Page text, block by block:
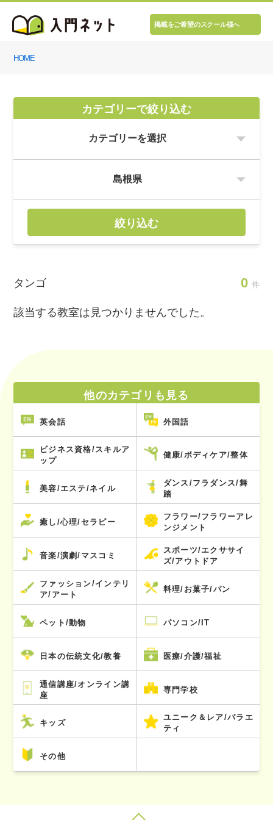
掲載をご希望のスクール様へ
HOME
カテゴリーで絞り込む
絞り込む
タンゴ 0 件
該当する教室は見つかりませんでした。
他のカテゴリも見る
英会話 外国語
ビジネス資格/スキルア
ップ
健康/ボディケア/整体
美容/エステ/ネイル
ダンス/フラダンス/舞
踏
癒し/心理/セラピー
フラワー/フラワーアレ
ンジメント
音楽/演劇/マスコミ
スポーツ/エクササイ
ズ/アウトドア
ファッション/インテリ
ア/アート
料理/お菓子/パン
ペット/動物 パソコン/IT
日本の伝統文化/教養 医療/介護/福祉
通信講座/オンライン講
座
専門学校
キッズ
ユニーク＆レア/バラエ
ティ
その他